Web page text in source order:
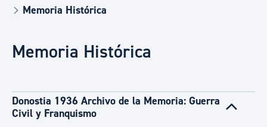
Memoria Histórica
Memoria Histórica
Donostia 1936 Archivo de la Memoria: Guerra
Civil y Franquismo